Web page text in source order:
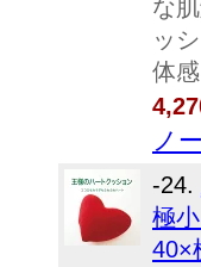
な
ッ
体
ノ
-24.
極
40×